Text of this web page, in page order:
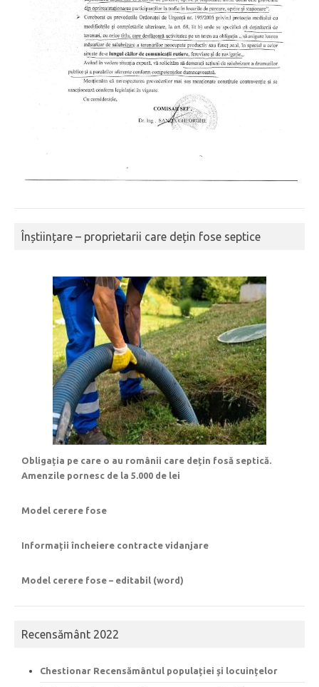
Înștiințare – proprietarii care dețin fose septice
Obligația pe care o au românii care dețin fosă septică.
Amenzile pornesc de la 5.000 de lei
Model cerere fose
Informații încheiere contracte vidanjare
Model cerere fose – editabil (word)
Recensământ 2022
Chestionar Recensământul populației și locuințelor